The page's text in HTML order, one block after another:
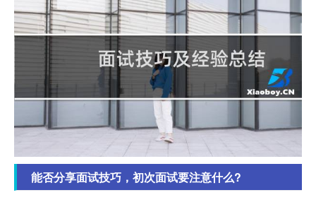
能否分享面试技巧，初次面试要注意什么?